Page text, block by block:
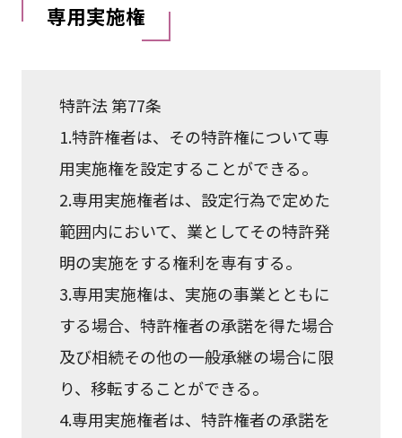
専用実施権
特許法 第77条
1.特許権者は、その特許権について専
用実施権を設定することができる。
2.専用実施権者は、設定行為で定めた
範囲内において、業としてその特許発
明の実施をする権利を専有する。
3.専用実施権は、実施の事業とともに
する場合、特許権者の承諾を得た場合
及び相続その他の一般承継の場合に限
り、移転することができる。
4.専用実施権者は、特許権者の承諾を